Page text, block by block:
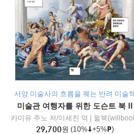
서양 미술사의 흐름을 꿰는 반려 미술
미술관 여행자를 위한 도슨트 북 II
카미유 주노 저/이세진 역
윌북
29,700원 (10% +5% )